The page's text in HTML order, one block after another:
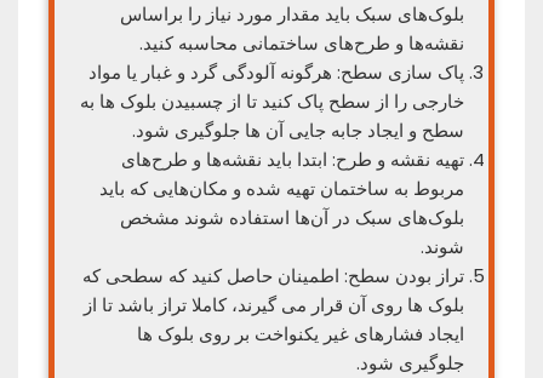
بلوک‌های سبک باید مقدار مورد نیاز را براساس
نقشه‌ها و طرح‌های ساختمانی محاسبه کنید.
پاک سازی سطح: هرگونه آلودگی گرد و غبار یا مواد
خارجی را از سطح پاک کنید تا از چسبیدن بلوک ها به
سطح و ایجاد جابه جایی آن ها جلوگیری شود.
تهیه نقشه و طرح: ابتدا باید نقشه‌ها و طرح‌های
مربوط به ساختمان تهیه شده و مکان‌هایی که باید
بلوک‌های سبک در آن‌ها استفاده شوند مشخص
شوند.
تراز بودن سطح: اطمینان حاصل کنید که سطحی که
بلوک ها روی آن قرار می گیرند، کاملا تراز باشد تا از
ایجاد فشارهای غیر یکنواخت بر روی بلوک ها
جلوگیری شود.